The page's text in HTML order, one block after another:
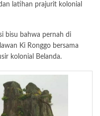
latihan prajurit kolonial
bisu bahwa pernah di
Ki Ronggo bersama
kolonial Belanda.